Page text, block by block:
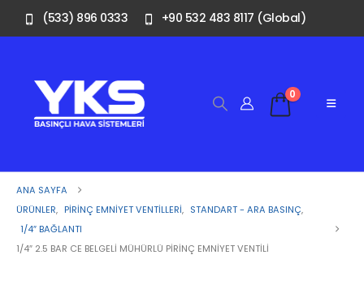
(533) 896 0333 +90 532 483 8117 (Global)
0
ANA SAYFA
ÜRÜNLER, PIRINÇ EMNIYET VENTILLERI, STANDART - ARA BASINÇ,
1/4″ BAĞLANTI
1/4″ 2.5 BAR CE BELGELI MÜHÜRLÜ PIRINÇ EMNIYET VENTILI